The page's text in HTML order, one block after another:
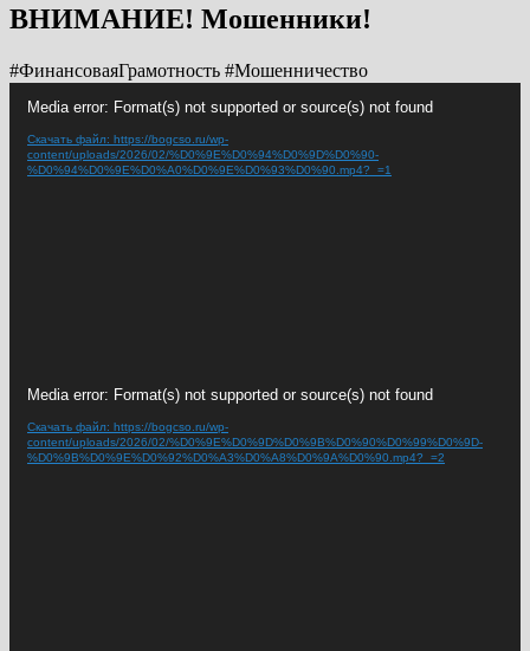
ВНИМАНИЕ! Мошенники!
#ФинансоваяГрамотность #Мошенничество
Media error: Format(s) not supported or source(s) not found
Скачать файл: https://bogcso.ru/wp-
content/uploads/2026/02/%D0%9E%D0%94%D0%9D%D0%90-
%D0%94%D0%9E%D0%A0%D0%9E%D0%93%D0%90.mp4?_=1
Media error: Format(s) not supported or source(s) not found
Скачать файл: https://bogcso.ru/wp-
content/uploads/2026/02/%D0%9E%D0%9D%D0%9B%D0%90%D0%99%D0%9D-
%D0%9B%D0%9E%D0%92%D0%A3%D0%A8%D0%9A%D0%90.mp4?_=2